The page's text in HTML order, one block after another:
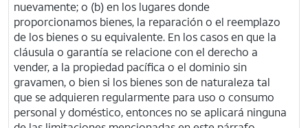
nuevamente; o (b) en los lugares donde
proporcionamos bienes, la reparación o el reemplazo
de los bienes o su equivalente. En los casos en que la
cláusula o garantía se relacione con el derecho a
vender, a la propiedad pacífica o el dominio sin
gravamen, o bien si los bienes son de naturaleza tal
que se adquieren regularmente para uso o consumo
personal y doméstico, entonces no se aplicará ninguna